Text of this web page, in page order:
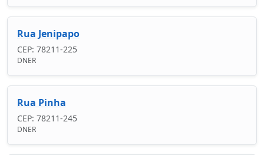
Rua Jenipapo
CEP: 78211-225
DNER
Rua Pinha
CEP: 78211-245
DNER